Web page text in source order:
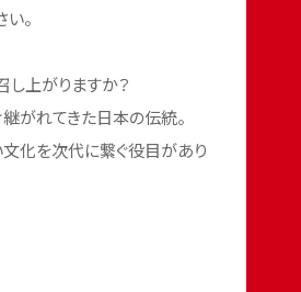
。
し上がりますか？
がれてきた日本の伝統。
化を次代に繋ぐ役目があり